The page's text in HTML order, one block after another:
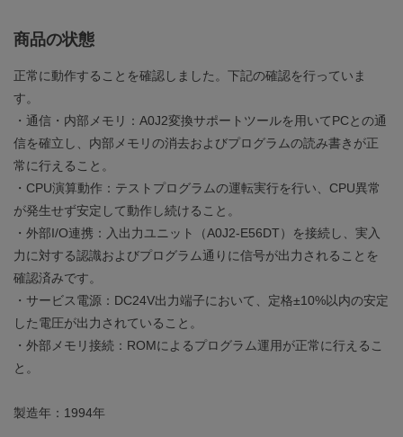
商品の状態
正常に動作することを確認しました。下記の確認を行っていま
す。
・通信・内部メモリ：A0J2変換サポートツールを用いてPCとの通
信を確立し、内部メモリの消去およびプログラムの読み書きが正
常に行えること。
・CPU演算動作：テストプログラムの運転実行を行い、CPU異常
が発生せず安定して動作し続けること。
・外部I/O連携：入出力ユニット（A0J2-E56DT）を接続し、実入
力に対する認識およびプログラム通りに信号が出力されることを
確認済みです。
・サービス電源：DC24V出力端子において、定格±10%以内の安定
した電圧が出力されていること。
・外部メモリ接続：ROMによるプログラム運用が正常に行えるこ
と。
製造年：1994年